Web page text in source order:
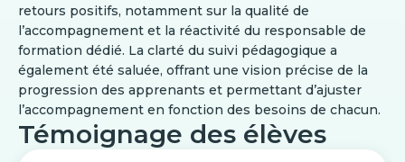
retours positifs, notamment sur la qualité de
l’accompagnement et la réactivité du responsable de
formation dédié. La clarté du suivi pédagogique a
également été saluée, offrant une vision précise de la
progression des apprenants et permettant d’ajuster
l’accompagnement en fonction des besoins de chacun.
Témoignage des élèves